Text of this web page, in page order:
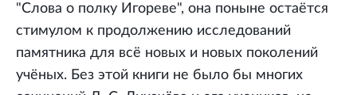
"Слова о полку Игореве", она поныне остаётся
стимулом к продолжению исследований
памятника для всё новых и новых поколений
учёных. Без этой книги не было бы многих